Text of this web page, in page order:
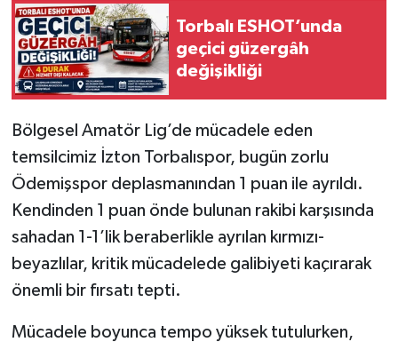
Torbalı ESHOT’unda
geçici güzergâh
değişikliği
Bölgesel Amatör Lig’de mücadele eden
temsilcimiz İzton Torbalıspor, bugün zorlu
Ödemişspor deplasmanından 1 puan ile ayrıldı.
Kendinden 1 puan önde bulunan rakibi karşısında
sahadan 1-1’lik beraberlikle ayrılan kırmızı-
beyazlılar, kritik mücadelede galibiyeti kaçırarak
önemli bir fırsatı tepti.
Mücadele boyunca tempo yüksek tutulurken,